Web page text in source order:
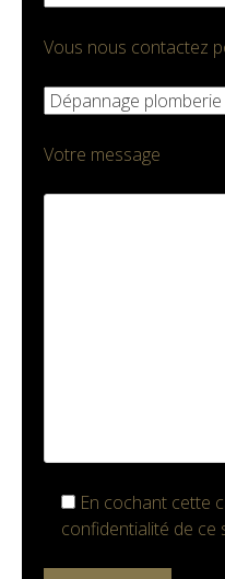
Vous nous contactez
Votre message
En cochant cette
confidentialité de ce